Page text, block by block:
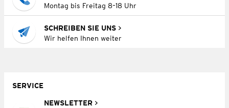
Montag bis Freitag 8–18 Uhr
SCHREIBEN SIE UNS
Wir helfen Ihnen weiter
SERVICE
NEWSLETTER